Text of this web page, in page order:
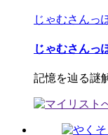
じゃむさんっ
じゃむさんっ
記憶を辿る謎